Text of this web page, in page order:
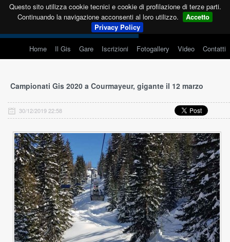
Questo sito utilizza cookie tecnici e cookie di profilazione di terze parti.
Continuando la navigazione acconsenti al loro utilizzo.
Accetto
Privacy Policy
Home Il Gis Gare Iscrizioni Fotogallery Video Contatti
Campionati Gis 2020 a Courmayeur, gigante il 12 marzo
30/12/2019 22:58